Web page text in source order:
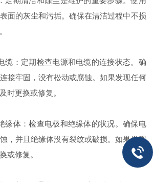
面的灰尘和污垢。确保在清洁过程中不损
：定期检查电源和电缆的连接状态。确
接牢固，没有松动或腐蚀。如果发现任何
时更换或修复。
体：检查电极和绝缘体的状况。确保电
，并且绝缘体没有裂纹或破损。如果发现
或修复。